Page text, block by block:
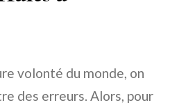
volonté du monde, on
des erreurs. Alors, pour